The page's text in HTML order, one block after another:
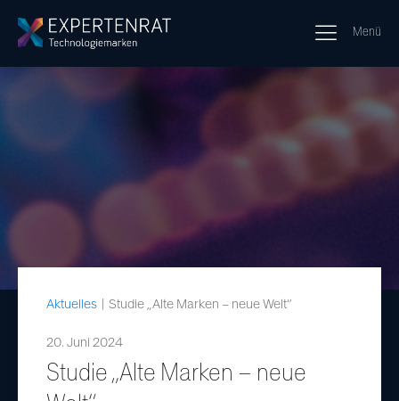
Menü
Aktuelles Studie „Alte Marken – neue Welt“
20. Juni 2024
Studie „Alte Marken – neue